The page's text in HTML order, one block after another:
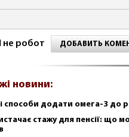
не робот ДОБАВИТЬ
новини:
способи додати омега-3 до
стажу для пенсії: що